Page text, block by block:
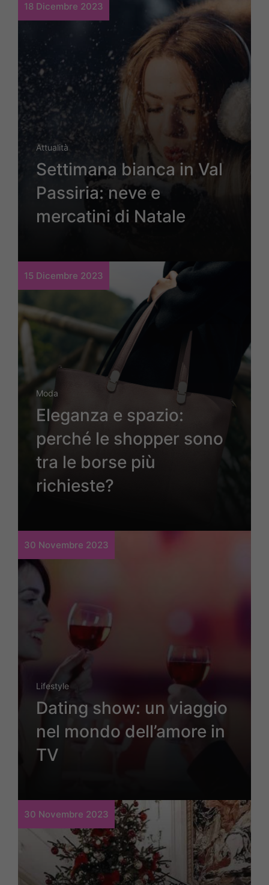
18 Dicembre 2023
Attualità
Settimana bianca in Val
Passiria: neve e
mercatini di Natale
15 Dicembre 2023
Moda
Eleganza e spazio:
perché le shopper sono
tra le borse più
richieste?
30 Novembre 2023
Lifestyle
Dating show: un viaggio
nel mondo dell’amore in
TV
30 Novembre 2023